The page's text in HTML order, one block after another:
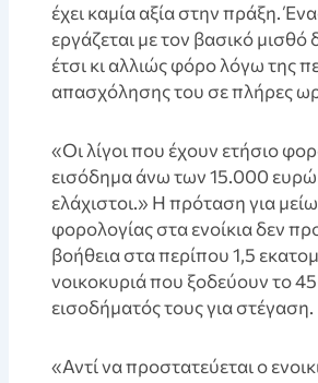
έχει καμία αξία στην πράξη.
εργάζεται με τον βασικό
έτσι κι αλλιώς φόρο λόγω της
απασχόλησης του σε πλήρες
«Οι λίγοι που έχουν ετήσιο
εισόδημα άνω των 15.000 ευρώ
ελάχιστοι.» Η πρόταση για
φορολογίας στα ενοίκια δεν
βοήθεια στα περίπου 1,5
νοικοκυριά που ξοδεύουν το
εισοδήματός τους για στέγαση.
«Αντί να προστατεύεται ο